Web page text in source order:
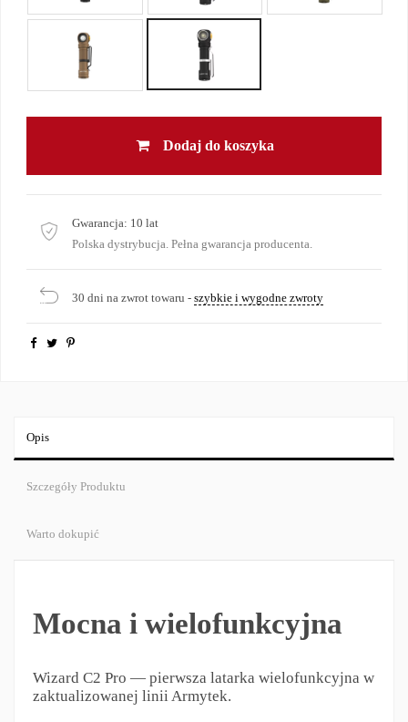
Dodaj do koszyka
Gwarancja: 10 lat
Polska dystrybucja. Pełna gwarancja producenta.
30 dni na zwrot towaru - szybkie i wygodne zwroty
Opis
Szczegóły Produktu
Warto dokupić
Mocna i wielofunkcyjna
Wizard C2 Pro — pierwsza latarka wielofunkcyjna w
zaktualizowanej linii Armytek.